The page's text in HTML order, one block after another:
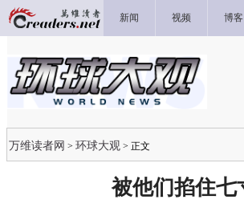
新闻 视频 博客
万维读者网 > 环球大观 > 正文
被他们掐住七